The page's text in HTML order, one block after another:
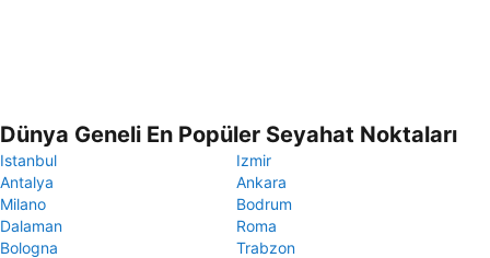
Dünya Geneli En Popüler Seyahat Noktaları
Istanbul
Izmir
Antalya
Ankara
Milano
Bodrum
Dalaman
Roma
Bologna
Trabzon